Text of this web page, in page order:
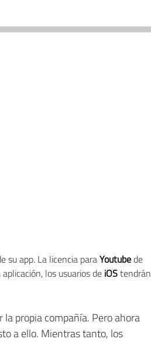
su app. La licencia paraYoutubede
los usuarios de iOStendrán
propia compañía. Pero ahora
a ello. Mientras tanto, los